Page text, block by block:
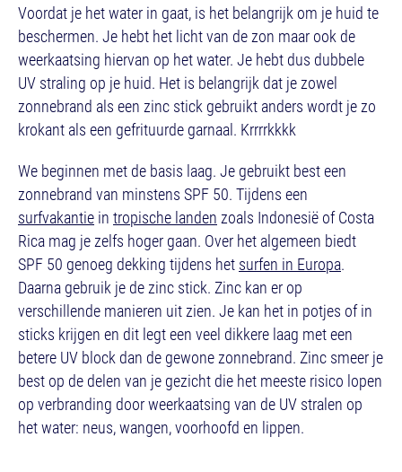
Voordat je het water in gaat, is het belangrijk om je huid te
beschermen. Je hebt het licht van de zon maar ook de
weerkaatsing hiervan op het water. Je hebt dus dubbele
UV straling op je huid. Het is belangrijk dat je zowel
zonnebrand als een zinc stick gebruikt anders wordt je zo
krokant als een gefrituurde garnaal. Krrrrkkkk
We beginnen met de basis laag. Je gebruikt best een
zonnebrand van minstens SPF 50. Tijdens een
surfvakantie in tropische landen zoals Indonesië of Costa
Rica mag je zelfs hoger gaan. Over het algemeen biedt
SPF 50 genoeg dekking tijdens het surfen in Europa.
Daarna gebruik je de zinc stick. Zinc kan er op
verschillende manieren uit zien. Je kan het in potjes of in
sticks krijgen en dit legt een veel dikkere laag met een
betere UV block dan de gewone zonnebrand. Zinc smeer je
best op de delen van je gezicht die het meeste risico lopen
op verbranding door weerkaatsing van de UV stralen op
het water: neus, wangen, voorhoofd en lippen.